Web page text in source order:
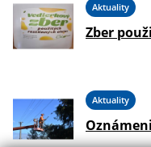
Aktuality
Zber
Aktuality